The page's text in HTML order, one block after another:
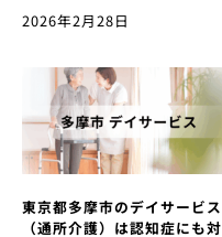
2026年2月28日
東京都多摩市のデイサービス
（通所介護）は認知症にも対